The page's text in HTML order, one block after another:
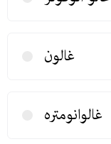
غالون
غالوانومتره